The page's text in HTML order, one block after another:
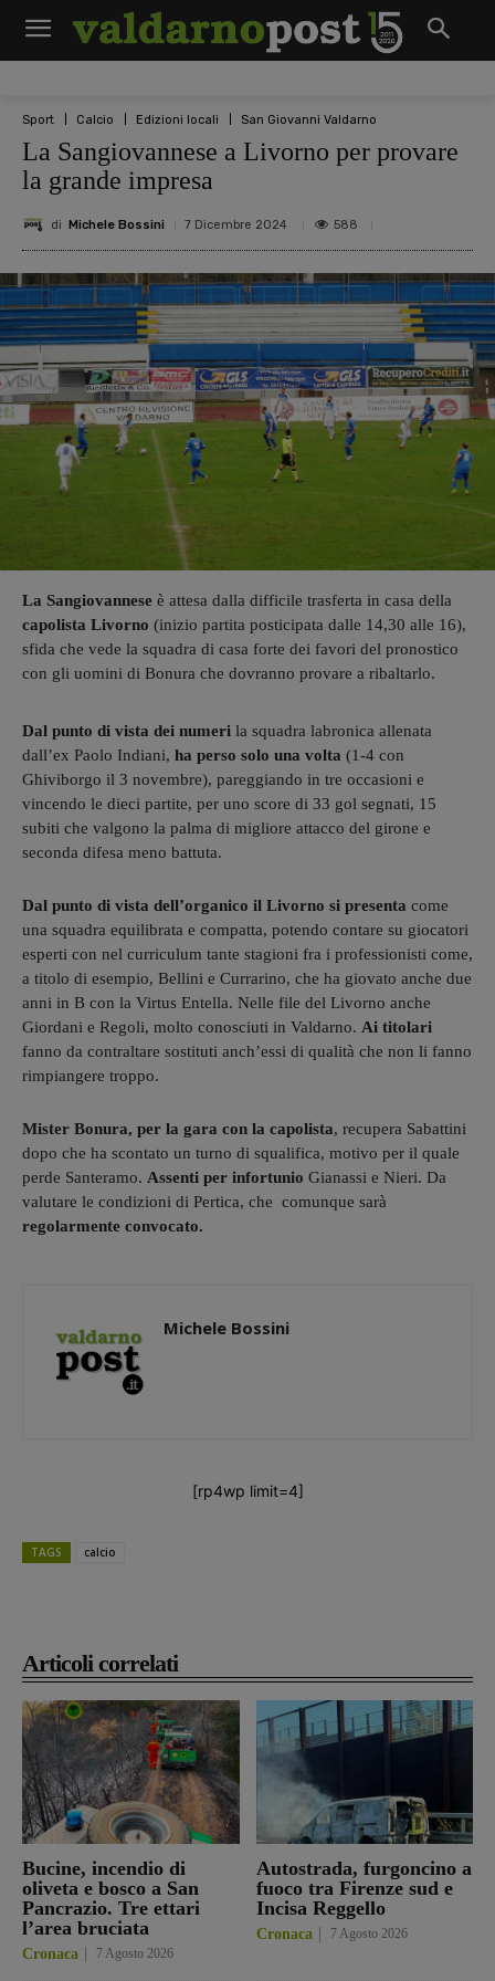
Sport Calcio Edizioni locali San Giovanni Valdarno
La Sangiovannese a Livorno per provare
la grande impresa
di Michele Bossini 7 Dicembre 2024 588
Articoli correlati
Bucine, incendio di
oliveta e bosco a San
Pancrazio. Tre ettari
l’area bruciata
Cronaca 7 Agosto 2026
Autostrada, furgoncino a
fuoco tra Firenze sud e
Incisa Reggello
Cronaca 7 Agosto 2026
La Sangiovannese è attesa dalla difficile trasferta in casa della
capolista Livorno (inizio partita posticipata dalle 14,30 alle 16),
sfida che vede la squadra di casa forte dei favori del pronostico
con gli uomini di Bonura che dovranno provare a ribaltarlo.
Dal punto di vista dei numeri la squadra labronica allenata
dall’ex Paolo Indiani, ha perso solo una volta (1-4 con
Ghiviborgo il 3 novembre), pareggiando in tre occasioni e
vincendo le dieci partite, per uno score di 33 gol segnati, 15
subiti che valgono la palma di migliore attacco del girone e
seconda difesa meno battuta.
Dal punto di vista dell’organico il Livorno si presenta come
una squadra equilibrata e compatta, potendo contare su giocatori
esperti con nel curriculum tante stagioni fra i professionisti come,
a titolo di esempio, Bellini e Currarino, che ha giovato anche due
anni in B con la Virtus Entella. Nelle file del Livorno anche
Giordani e Regoli, molto conosciuti in Valdarno. Ai titolari
fanno da contraltare sostituti anch’essi di qualità che non li fanno
rimpiangere troppo.
Mister Bonura, per la gara con la capolista, recupera Sabattini
dopo che ha scontato un turno di squalifica, motivo per il quale
perde Santeramo. Assenti per infortunio Gianassi e Nieri. Da
valutare le condizioni di Pertica, che comunque sarà
regolarmente convocato.
Michele Bossini
[rp4wp limit=4]
TAGS calcio